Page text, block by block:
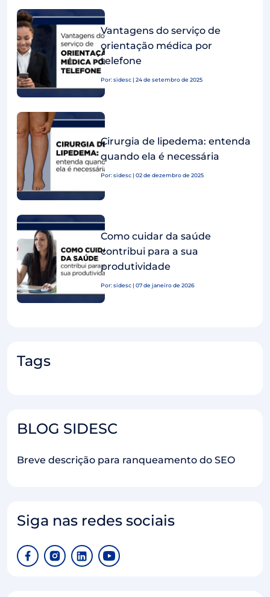
Vantagens do serviço de
orientação médica por
telefone
Por: sidesc | 24 de setembro de 2025
Cirurgia de lipedema: entenda
quando ela é necessária
Por: sidesc | 02 de dezembro de 2025
Como cuidar da saúde
contribui para a sua
produtividade
Por: sidesc | 07 de janeiro de 2026
Tags
BLOG SIDESC
Breve descrição para ranqueamento do SEO
Siga nas redes sociais